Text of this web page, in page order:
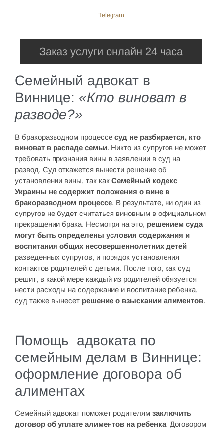
Telegram
Заказ услуги онлайн 24 часа
Семейный адвокат в
Виннице: «Кто виноват в
разводе?»
В бракоразводном процессе суд не разбирается, кто
виноват в распаде семьи. Никто из супругов не может
требовать признания вины в заявлении в суд на
развод. Суд откажется вынести решение об
установлении вины, так как Семейный кодекс
Украины не содержит положения о вине в
бракоразводном процессе. В результате, ни один из
супругов не будет считаться виновным в официальном
прекращении брака. Несмотря на это, решением суда
могут быть определены условия содержания и
воспитания общих несовершеннолетних детей
разведенных супругов, и порядок установления
контактов родителей с детьми. После того, как суд
решит, в какой мере каждый из родителей обязуется
нести расходы на содержание и воспитание ребенка,
суд также вынесет решение о взыскании алиментов.
Помощь адвоката по
семейным делам в Виннице:
оформление договора об
алиментах
Семейный адвокат поможет родителям заключить
договор об уплате алиментов на ребенка. Договором